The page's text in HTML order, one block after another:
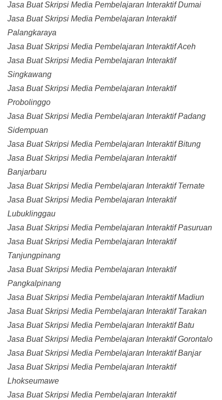
Jasa Buat Skripsi Media Pembelajaran Interaktif Dumai
Jasa Buat Skripsi Media Pembelajaran Interaktif
Palangkaraya
Jasa Buat Skripsi Media Pembelajaran Interaktif Aceh
Jasa Buat Skripsi Media Pembelajaran Interaktif
Singkawang
Jasa Buat Skripsi Media Pembelajaran Interaktif
Probolinggo
Jasa Buat Skripsi Media Pembelajaran Interaktif Padang
Sidempuan
Jasa Buat Skripsi Media Pembelajaran Interaktif Bitung
Jasa Buat Skripsi Media Pembelajaran Interaktif
Banjarbaru
Jasa Buat Skripsi Media Pembelajaran Interaktif Ternate
Jasa Buat Skripsi Media Pembelajaran Interaktif
Lubuklinggau
Jasa Buat Skripsi Media Pembelajaran Interaktif Pasuruan
Jasa Buat Skripsi Media Pembelajaran Interaktif
Tanjungpinang
Jasa Buat Skripsi Media Pembelajaran Interaktif
Pangkalpinang
Jasa Buat Skripsi Media Pembelajaran Interaktif Madiun
Jasa Buat Skripsi Media Pembelajaran Interaktif Tarakan
Jasa Buat Skripsi Media Pembelajaran Interaktif Batu
Jasa Buat Skripsi Media Pembelajaran Interaktif Gorontalo
Jasa Buat Skripsi Media Pembelajaran Interaktif Banjar
Jasa Buat Skripsi Media Pembelajaran Interaktif
Lhokseumawe
Jasa Buat Skripsi Media Pembelajaran Interaktif